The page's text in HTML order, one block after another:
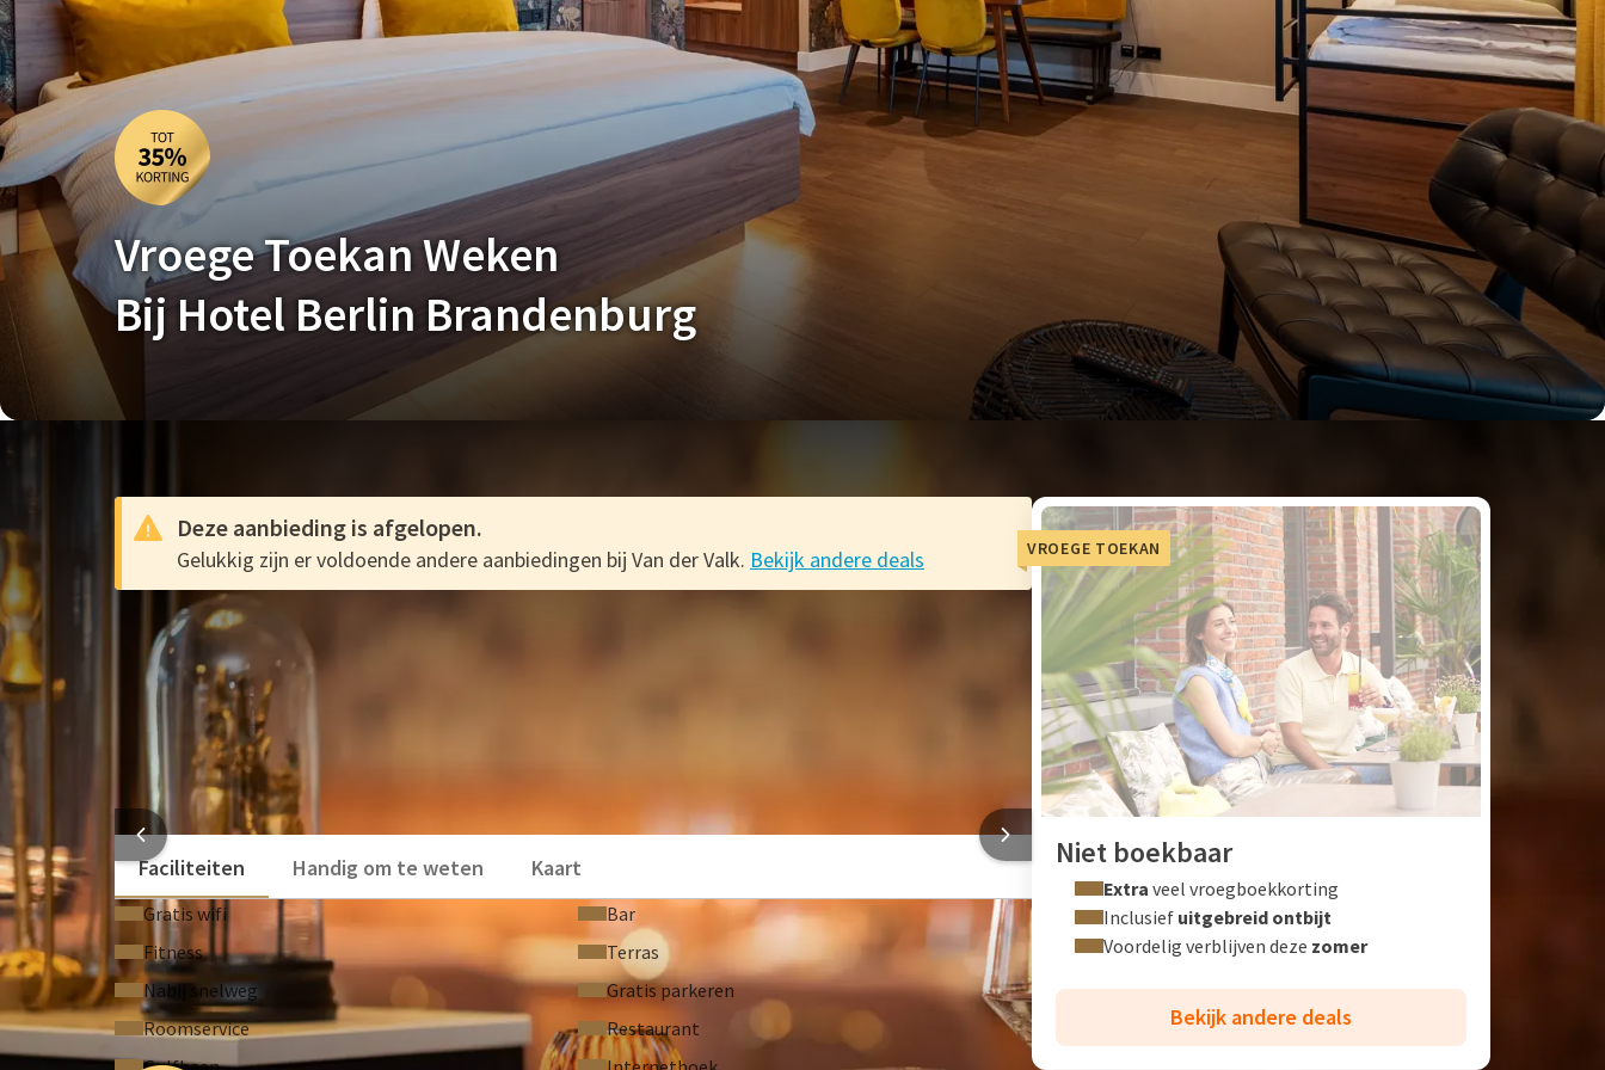
Vroege Toekan Weken
Bij Hotel Berlin Brandenburg
Deze aanbieding is afgelopen.
Gelukkig zijn er voldoende andere aanbiedingen bij Van der Valk. Bekijk andere deals
De Vroege Toekan Weken zijn voorbij!
AANBIEDING
Helaas, de Vroege Toekan Weken zijn weer voorbij. Gelukkig zijn er voldoende andere aanbiedingen bij Van der
Kijk hier voor meer aanbiedingen
Heerlijke internationale keuken
Breng een bezoek aan de Berlijnse muur
Ontspan in de wellness
HOTEL BERLIN BRANDENBURG
Faciliteiten
Handig om te weten Kaart
Gratis wifi
Bar
Fitness
Terras
Nabij snelweg
Gratis parkeren
Roomservice
Restaurant
VROEGE TOEKAN
Niet boekbaar
Extra veel vroegboekkorting
Inclusief uitgebreid ontbijt
Voordelig verblijven deze zomer
Bekijk andere deals